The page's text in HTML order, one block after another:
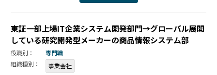
き、まさに「これだ！」という会社様をご紹介頂きました。レスポンスが
東証一部上場IT企業システム開発部門→グローバル展開
している研究開発型メーカーの商品情報システム部
役職別：
専門職
組織種別：
事業会社